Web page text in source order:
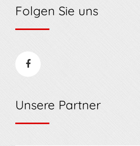
Folgen Sie uns
Unsere Partner